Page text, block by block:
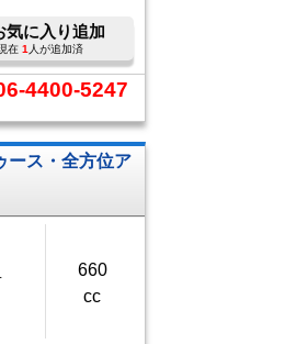
気に入り追加
在 1人が追加済
4400-5247
ース・全方位ア
660
cc